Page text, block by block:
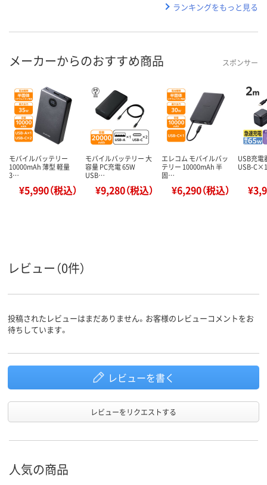
ランキングをもっと見る
メーカーからのおすすめ商品 スポンサー
モバイルバッテリー
10000mAh 薄型 軽量
3…
¥5,990（税込）
モバイルバッテリー 大
容量 PC充電 65W
USB…
¥9,280（税込）
エレコム モバイルバッ
テリー 10000mAh 半
固…
¥6,290（税込）
USB充電
USB-
レビュー（0件）
投稿されたレビューはまだありません。お客様のレビューコメントをお
待ちしています。
レビューを書く
レビューをリクエストする
人気の商品